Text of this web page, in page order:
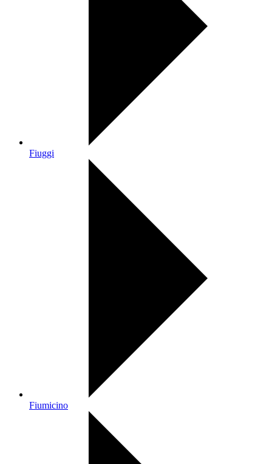
Fiuggi
Fiumicino